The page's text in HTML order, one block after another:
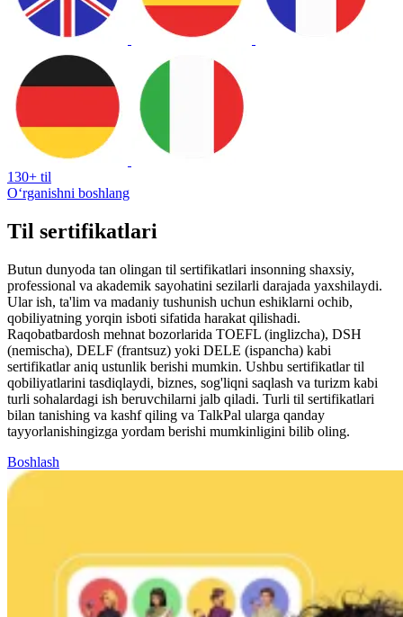
130+ til
Oʻrganishni boshlang
Til sertifikatlari
Butun dunyoda tan olingan til sertifikatlari insonning shaxsiy,
professional va akademik sayohatini sezilarli darajada yaxshilaydi.
Ular ish, ta'lim va madaniy tushunish uchun eshiklarni ochib,
qobiliyatning yorqin isboti sifatida harakat qilishadi.
Raqobatbardosh mehnat bozorlarida TOEFL (inglizcha), DSH
(nemischa), DELF (frantsuz) yoki DELE (ispancha) kabi
sertifikatlar aniq ustunlik berishi mumkin. Ushbu sertifikatlar til
qobiliyatlarini tasdiqlaydi, biznes, sog'liqni saqlash va turizm kabi
turli sohalardagi ish beruvchilarni jalb qiladi. Turli til sertifikatlari
bilan tanishing va kashf qiling va TalkPal ularga qanday
tayyorlanishingizga yordam berishi mumkinligini bilib oling.
Boshlash